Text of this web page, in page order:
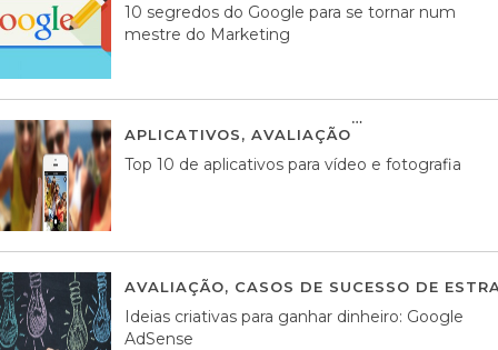
10 segredos do Google para se tornar num
mestre do Marketing
APLICATIVOS, AVALIAÇÃO
Top 10 de aplicativos para vídeo e fotografia
AVALIAÇÃO, CASOS DE SUCESSO DE
Ideias criativas para ganhar dinheiro: Google
AdSense